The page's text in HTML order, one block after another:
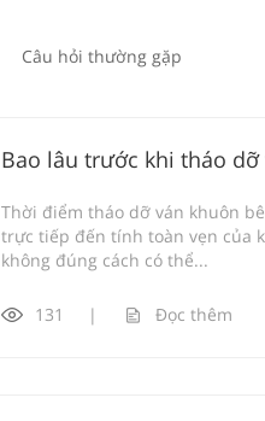
Câu hỏi thường gặp
Bao lâu trước khi tháo
Thời điểm tháo dỡ ván khuôn
trực tiếp đến tính toàn vẹn của
không đúng cách có thể...
131 | Đọc thêm